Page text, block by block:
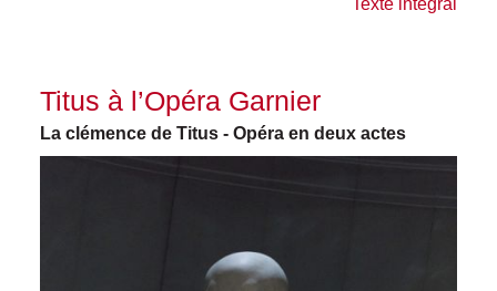
Texte intégral
Titus à l’Opéra Garnier
La clémence de Titus - Opéra en deux actes